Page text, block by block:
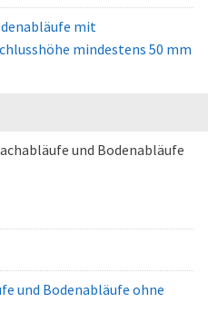
mit
mindestens 50 mm
und Bodenabläufe
und Bodenabläufe ohne